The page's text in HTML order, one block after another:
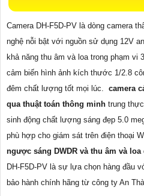
Camera DH-F5D-PV là dòng camera
nghệ nỗi bật với nguồn sử dụng 12V
khả năng thu âm và loa trong phạm
cảm biến hình ảnh kích thước 1/2.8
đêm chất lượng tốt mọi lúc. camera
qua thuật toán thông minh trung
sinh động chất lượng sáng đẹp 5.0
phù hợp cho giám sát trên điện thoại
ngược sáng DWDR và thu âm và
DH-F5D-PV là sự lựa chọn hàng đầu
bảo hành chính hãng từ công ty An